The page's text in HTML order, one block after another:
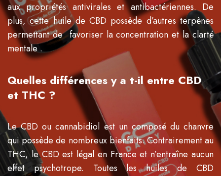
aux propriétés antivirales et antibactériennes. De
plus, cette huile de CBD possède d’autres terpènes
permettant de favoriser la concentration et la clarté
mentale .
Quelles différences y a t-il entre CBD
et THC ?
Le CBD ou cannabidiol est un composé du chanvre
qui possède de nombreux bienfaits. Contrairement au
THC, le CBD est légal en France et n’entraîne aucun
effet psychotrope. Toutes les huiles de CBD